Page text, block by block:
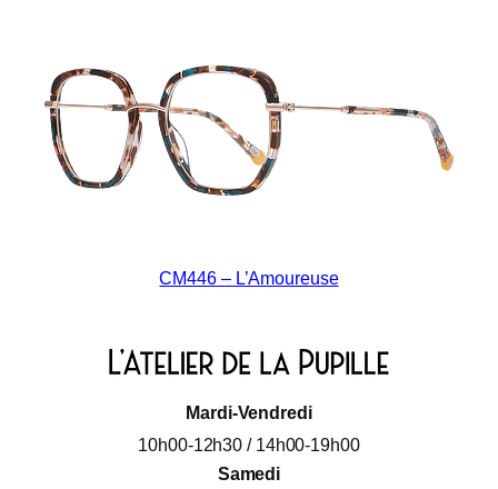
CM446 – L’Amoureuse
Mardi-Vendredi
10h00-12h30 / 14h00-19h00
Samedi